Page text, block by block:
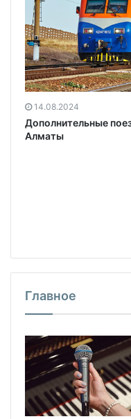
14.08.2024
Дополнительные
Алматы
Главное